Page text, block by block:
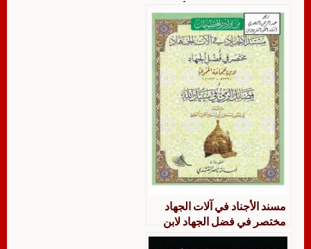
للإمام إن رأى أن يجمع
المسلمين على ديوان… إلى
نهاية كتاب الجهاد
مسند الأجناد في آلات الجهاد
مختصر في فضل الجهاد لابن
جماعة الحموي